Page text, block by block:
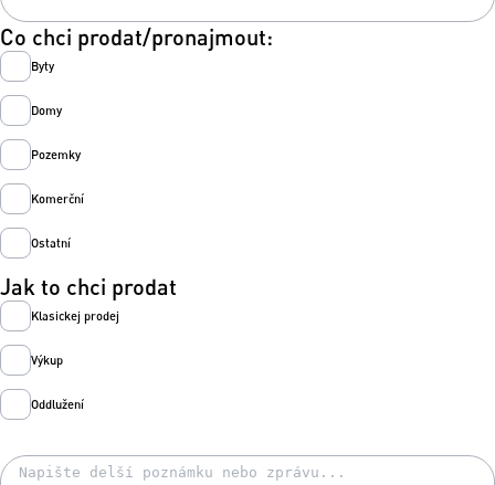
Co chci prodat/pronajmout:
Byty
Domy
Pozemky
Komerční
Ostatní
Jak to chci prodat
Klasickej prodej
Výkup
Oddlužení